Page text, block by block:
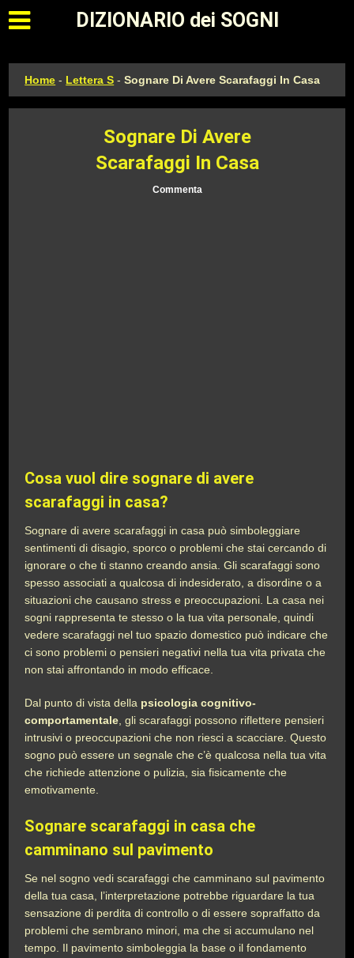
Apri il menu principale
DIZIONARIO dei SOGNI
Home - Lettera S -Sognare Di Avere Scarafaggi In Casa
Sognare Di Avere
Scarafaggi In Casa
Commenta
Cosa vuol dire sognare di avere
scarafaggi in casa?
Sognare di avere scarafaggi in casa può simboleggiare
sentimenti di disagio, sporco o problemi che stai cercando di
ignorare o che ti stanno creando ansia. Gli scarafaggi sono
spesso associati a qualcosa di indesiderato, a disordine o a
situazioni che causano stress e preoccupazioni. La casa nei
sogni rappresenta te stesso o la tua vita personale, quindi
vedere scarafaggi nel tuo spazio domestico può indicare che
ci sono problemi o pensieri negativi nella tua vita privata che
non stai affrontando in modo efficace.
Dal punto di vista della psicologia cognitivo-
comportamentale , gli scarafaggi possono riflettere pensieri
intrusivi o preoccupazioni che non riesci a scacciare. Questo
sogno può essere un segnale che c’è qualcosa nella tua vita
che richiede attenzione o pulizia, sia fisicamente che
emotivamente.
Sognare scarafaggi in casa che
camminano sul pavimento
Se nel sogno vedi scarafaggi che camminano sul pavimento
della tua casa, l’interpretazione potrebbe riguardare la tua
sensazione di perdita di controllo o di essere sopraffatto da
problemi che sembrano minori, ma che si accumulano nel
tempo. Il pavimento simboleggia la base o il fondamento